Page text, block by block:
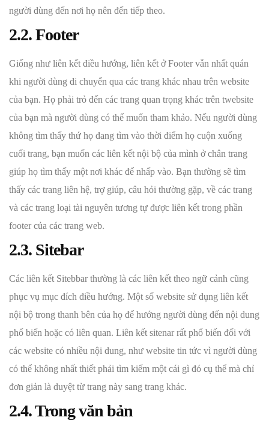
người dùng đến nơi họ nên đến tiếp theo.
2.2. Footer
Giống như liên kết điều hướng, liên kết ở Footer vẫn nhất quán
khi người dùng di chuyển qua các trang khác nhau trên website
của bạn. Họ phải trỏ đến các trang quan trọng khác trên twebsite
của bạn mà người dùng có thể muốn tham khảo. Nếu người dùng
không tìm thấy thứ họ đang tìm vào thời điểm họ cuộn xuống
cuối trang, bạn muốn các liên kết nội bộ của mình ở chân trang
giúp họ tìm thấy một nơi khác để nhấp vào. Bạn thường sẽ tìm
thấy các trang liên hệ, trợ giúp, câu hỏi thường gặp, về các trang
và các trang loại tài nguyên tương tự được liên kết trong phần
footer của các trang web.
2.3. Sitebar
Các liên kết Sitebbar thường là các liên kết theo ngữ cảnh cũng
phục vụ mục đích điều hướng. Một số website sử dụng liên kết
nội bộ trong thanh bên của họ để hướng người dùng đến nội dung
phổ biến hoặc có liên quan. Liên kết sitenar rất phổ biến đối với
các website có nhiều nội dung, như website tin tức vì người dùng
có thể không nhất thiết phải tìm kiếm một cái gì đó cụ thể mà chỉ
đơn giản là duyệt từ trang này sang trang khác.
2.4. Trong văn bản